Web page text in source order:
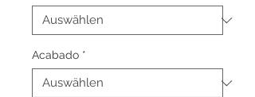
Acabado *